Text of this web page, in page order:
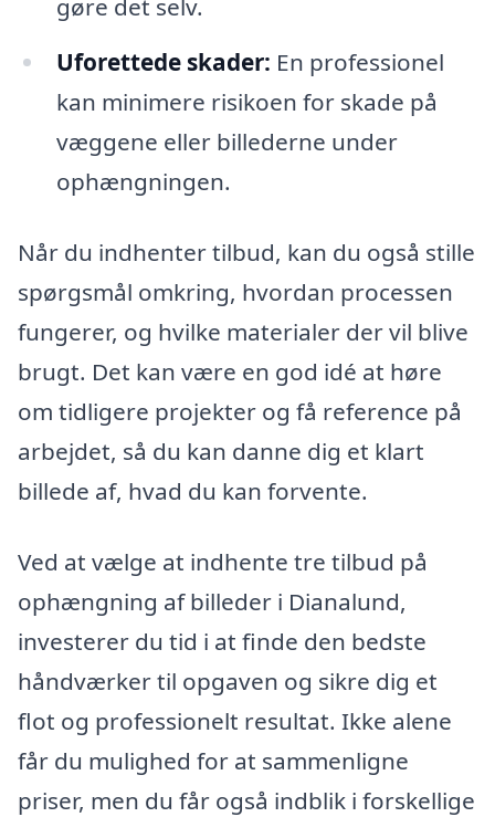
gøre det selv.
Uforettede skader: En professionel
kan minimere risikoen for skade på
væggene eller billederne under
ophængningen.
Når du indhenter tilbud, kan du også stille
spørgsmål omkring, hvordan processen
fungerer, og hvilke materialer der vil blive
brugt. Det kan være en god idé at høre
om tidligere projekter og få reference på
arbejdet, så du kan danne dig et klart
billede af, hvad du kan forvente.
Ved at vælge at indhente tre tilbud på
ophængning af billeder i Dianalund,
investerer du tid i at finde den bedste
håndværker til opgaven og sikre dig et
flot og professionelt resultat. Ikke alene
får du mulighed for at sammenligne
priser, men du får også indblik i forskellige